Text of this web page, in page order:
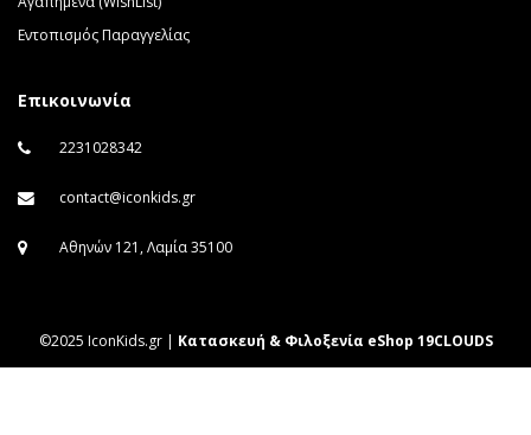
Εντοπισμός Παραγγελίας
Επικοινωνία
2231028342
contact@iconkids.gr
Αθηνών 121, Λαμία 35100
©2025 IconKids.gr | Κατασκευή & Φιλοξενία eShop 19CLOUDS